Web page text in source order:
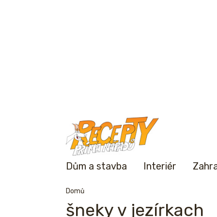
Dům a stavba Interiér
Domů
šneky v jezírkach